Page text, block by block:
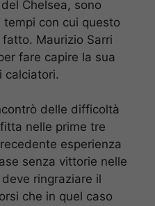
Chelsea, sono
con cui questo
Maurizio Sarri
fare capire la sua
calciatori.
delle difficoltà
nelle prime tre
esperienza
senza vittorie nelle
ringraziare il
che in quel caso